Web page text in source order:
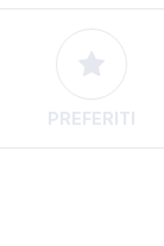
PREFERITI